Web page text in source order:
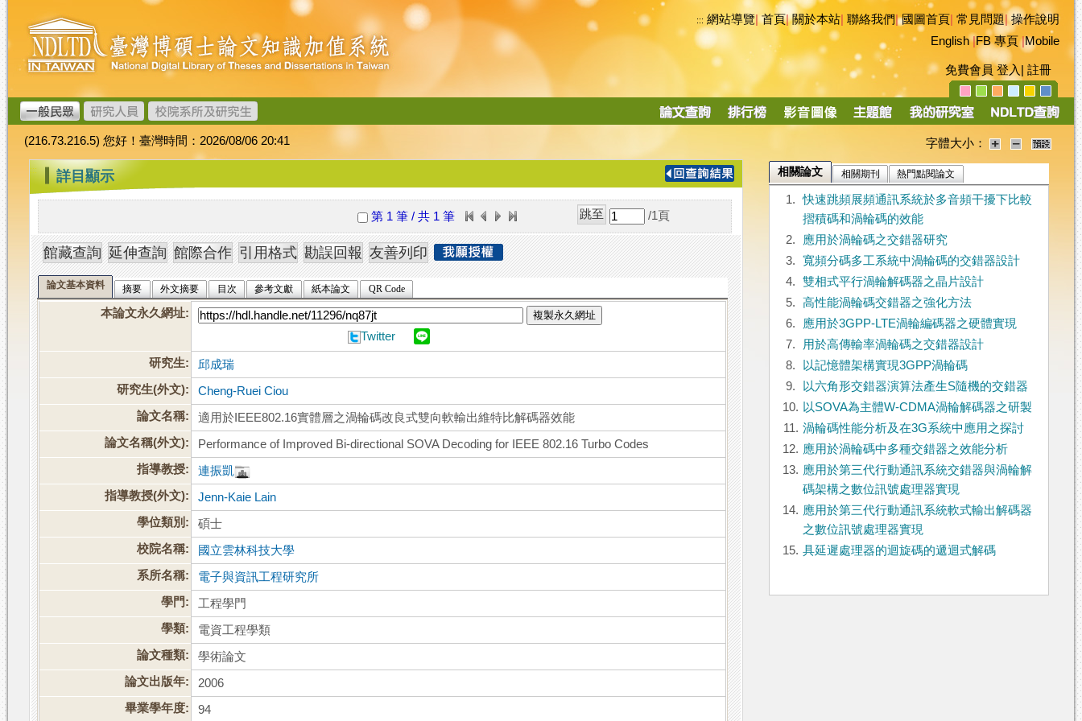
跳
到
主
要
內
容
臺
灣
博
碩
士
論
文
加
值
系
統
::: 網站導覽|首頁|關於本站 聯絡我們|國圖首頁 常見問題|操作說明
English|FB 專頁|Mobile
免費會員 登入 註冊
導
(216.73.216.5) 您好！臺灣時間：2026/08/06 20:41 字體大小：
::: 詳目顯示
第 1 筆 / 共 1 筆 /1 頁
論文基本資料 摘要 外文摘要 目次 參考文獻 紙本論文 QR Code
本論文永久網址: 複製永久網址
Twitter
研究生:
邱成瑞
研究生(外文):
Cheng-Ruei Ciou
論文名稱:
適用於IEEE802.16實體層之渦輪碼改良式雙向軟輸出維特比解碼器效能
論文名稱(外文):
Performance of Improved Bi-directional SOVA Decoding for IEEE 802.16 Turbo Codes
指導教授:
連振凱
指導教授(外文):
Jenn-Kaie Lain
學位類別:
碩士
校院名稱:
國立雲林科技大學
系所名稱:
電子與資訊工程研究所
學門:
工程學門
學類:
電資工程學類
論文種類:
學術論文
論文出版年:
2006
畢業學年度:
94
相關論文 相關期刊 熱門點閱論文
1. 快速跳頻展頻通訊系統於多音頻干擾下比較
摺積碼和渦輪碼的效能
2.
應用於渦輪碼之交錯器研究
3.
寬頻分碼多工系統中渦輪碼的交錯器設計
4.
雙相式平行渦輪解碼器之晶片設計
5.
高性能渦輪碼交錯器之強化方法
6.
應用於3GPP-LTE渦輪編碼器之硬體實現
7.
用於高傳輸率渦輪碼之交錯器設計
8.
以記憶體架構實現3GPP渦輪碼
9.
以六角形交錯器演算法產生S隨機的交錯器
10. 以SOVA為主體W-CDMA渦輪解碼器之研製
11. 渦輪碼性能分析及在3G系統中應用之探討
12. 應用於渦輪碼中多種交錯器之效能分析
13. 應用於第三代行動通訊系統交錯器與渦輪解
碼架構之數位訊號處理器實現
14. 應用於第三代行動通訊系統軟式輸出解碼器
之數位訊號處理器實現
15. 具延遲處理器的迴旋碼的遞迴式解碼